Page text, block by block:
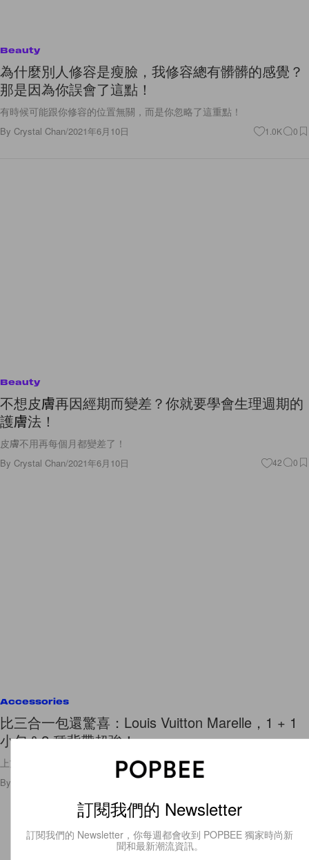
Beauty
為什麼別人修容是瘦臉，我修容總有髒髒的感覺？
那是因為你誤會了這點！
有時候可能跟你修容的位置無關，而是你忽略了這重點！
By Crystal Chan/2021年6月10日 1.0K 0
Beauty
不想皮膚再因經期而變差？你就要學會生理週期的
護膚法！
皮膚不用再每個月都變差了！
By Crystal Chan/2021年6月10日 42 0
Accessories
比三合一包還驚喜：Louis Vuitton Marelle，1 + 1
小包＆2 種背帶超強！
上方背帶可以拆，還在附一條可調節長度背帶，粗鎖鏈拉鍊包個性又美🖤
By
訂閱我們的 Newsletter
訂閱我們的 Newsletter，你每週都會收到 POPBEE 獨家時尚新
聞和最新潮流資訊。